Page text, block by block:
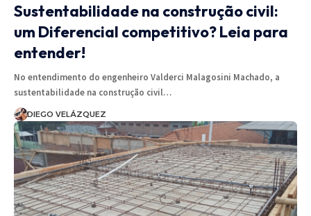
Sustentabilidade na construção civil:
um Diferencial competitivo? Leia para
entender!
No entendimento do engenheiro Valderci Malagosini Machado, a
sustentabilidade na construção civil…
DIEGO VELÁZQUEZ